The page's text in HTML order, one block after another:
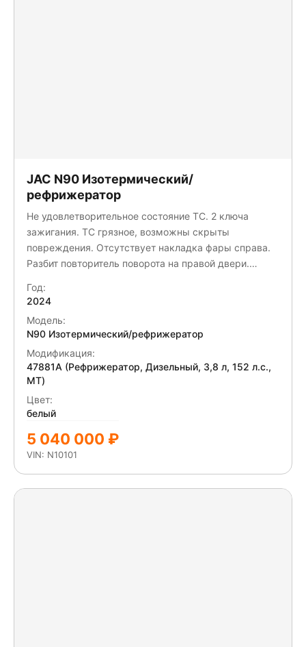
JAC N90 Изотермический/
рефрижератор
Не удовлетворительное состояние ТС. 2 ключа
зажигания. ТС грязное, возможны скрыты
повреждения. Отсутствует накладка фары справа.
Разбит повторитель поворота на правой двери.
правого брызговика. Отсутствует МКПП. Разбит
разукомлектован; Диагностика. Замятие кронштейна
переднего бампера справа.
Год:
2024
Модель:
N90 Изотермический/рефрижератор
Модификация:
47881A (Рефрижератор, Дизельный, 3,8 л, 152 л.с.,
МТ)
Цвет:
белый
5 040 000 ₽
VIN: N10101